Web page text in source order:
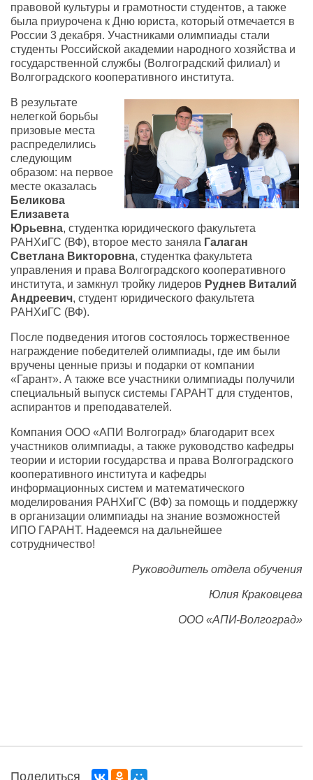
правовой культуры и грамотности студентов, а также
была приурочена к Дню юриста, который отмечается в
России 3 декабря. Участниками олимпиады стали
студенты Российской академии народного хозяйства и
государственной службы (Волгоградский филиал) и
Волгоградского кооперативного института.
В результате
нелегкой борьбы
призовые места
распределились
следующим
образом: на первое
месте оказалась
Беликова
Елизавета
Юрьевна, студентка юридического факультета
РАНХиГС (ВФ), второе место заняла Галаган
Светлана Викторовна, студентка факультета
управления и права Волгоградского кооперативного
института, и замкнул тройку лидеров Руднев Виталий
Андреевич, студент юридического факультета
РАНХиГС (ВФ).
После подведения итогов состоялось торжественное
награждение победителей олимпиады, где им были
вручены ценные призы и подарки от компании
«Гарант». А также все участники олимпиады получили
специальный выпуск системы ГАРАНТ для студентов,
аспирантов и преподавателей.
Компания ООО «АПИ Волгоград» благодарит всех
участников олимпиады, а также руководство кафедры
теории и истории государства и права Волгоградского
кооперативного института и кафедры
информационных систем и математического
моделирования РАНХиГС (ВФ) за помощь и поддержку
в организации олимпиады на знание возможностей
ИПО ГАРАНТ. Надеемся на дальнейшее
сотрудничество!
Руководитель отдела обучения
Юлия Краковцева
ООО «АПИ-Волгоград»
Поделиться